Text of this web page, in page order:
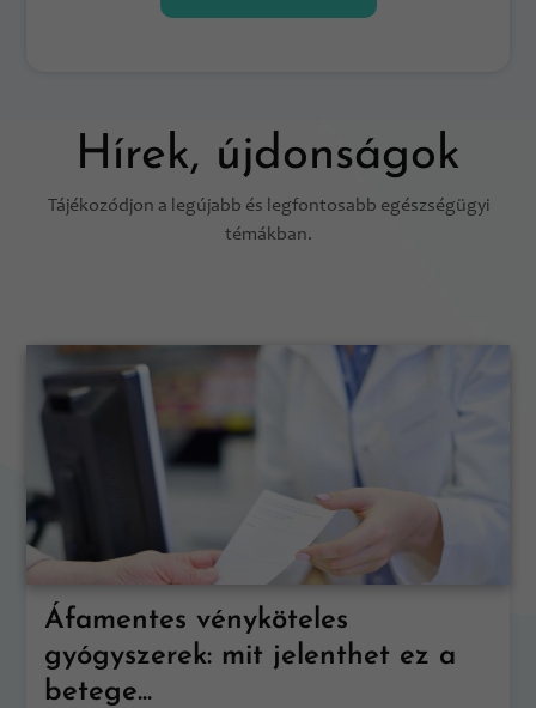
Hírek, újdonságok
Tájékozódjon a legújabb és legfontosabb egészségügyi
témákban.
Áfamentes vényköteles
gyógyszerek: mit jelenthet ez a
betege...